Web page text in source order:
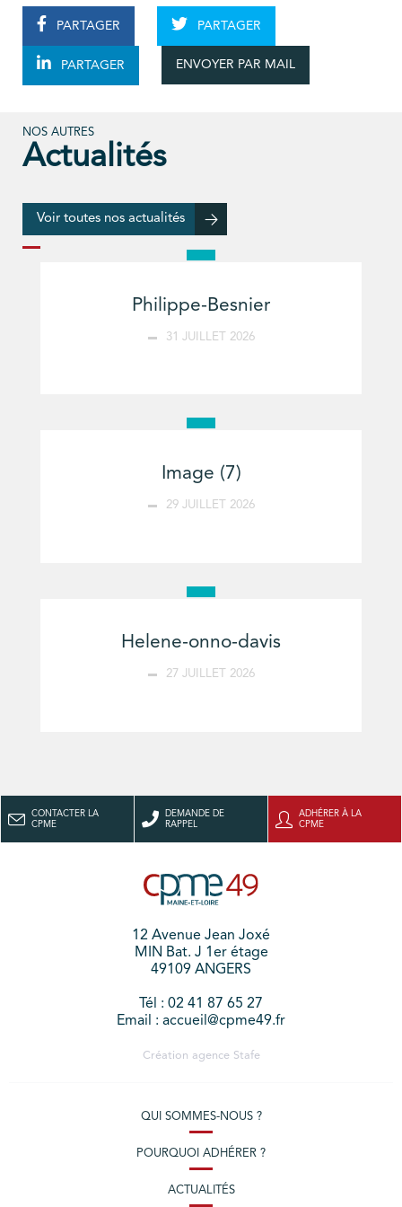
PARTAGER PARTAGER
PARTAGER ENVOYER PAR MAIL
NOS AUTRES
Actualités
Voir toutes nos actualités
Philippe-Besnier
31 JUILLET 2026
Image (7)
29 JUILLET 2026
Helene-onno-davis
27 JUILLET 2026
CONTACTER LA
CPME
DEMANDE DE
RAPPEL
ADHÉRER À LA
CPME
12 Avenue Jean Joxé
MIN Bat. J 1er étage
49109 ANGERS
Tél : 02 41 87 65 27
Email : accueil@cpme49.fr
Création agence Stafe
QUI SOMMES-NOUS ?
POURQUOI ADHÉRER ?
ACTUALITÉS